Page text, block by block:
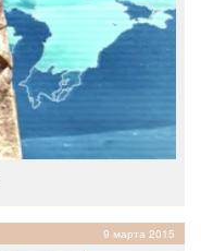
9 марта 2015